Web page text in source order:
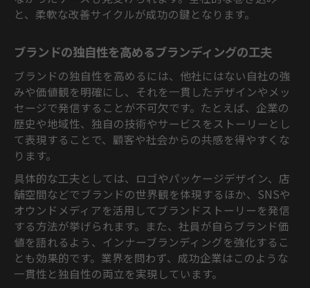
と、柔軟な改善サイクルが成功の鍵となります。
ブランドの独自性を高めるブランディングの工夫
ブランドの独自性を高めるには、他社にはない自社の強
みや価値観を明確にし、それを一貫したデザインやメッ
セージで発信することが不可欠です。たとえば、企業の
歴史や地域性、独自の技術やサービスをストーリーとし
て表現することで、顧客や社会からの共感を得やすくな
ります。
具体的な工夫としては、ロゴやパッケージデザイン、店
舗空間などでブランドの世界観を体現するほか、SNSや
オウンドメディアを活用してブランドストーリーを発信
する方法が挙げられます。また、社員が自らブランド価
値を語れるよう、インナーブランディングを強化するこ
とも効果的です。業界を問わず、成功企業はこのような
一貫性と独自性の両立を実現しています。